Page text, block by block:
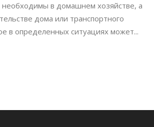
в домашнем хозяйстве, а
дома или транспортного
в определенных ситуациях может...